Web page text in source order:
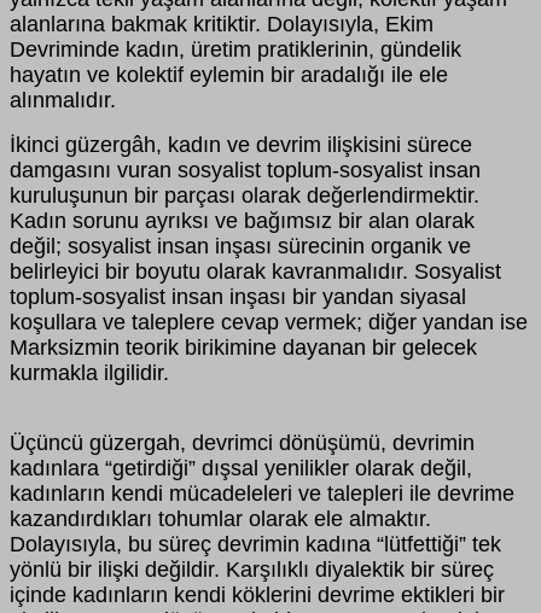
alanlarına bakmak kritiktir. Dolayısıyla, Ekim
Devriminde kadın, üretim pratiklerinin, gündelik
hayatın ve kolektif eylemin bir aradalığı ile ele
alınmalıdır.
İkinci güzergâh, kadın ve devrim ilişkisini sürece
damgasını vuran sosyalist toplum-sosyalist insan
kuruluşunun bir parçası olarak değerlendirmektir.
Kadın sorunu ayrıksı ve bağımsız bir alan olarak
değil; sosyalist insan inşası sürecinin organik ve
belirleyici bir boyutu olarak kavranmalıdır. Sosyalist
toplum-sosyalist insan inşası bir yandan siyasal
koşullara ve taleplere cevap vermek; diğer yandan ise
Marksizmin teorik birikimine dayanan bir gelecek
kurmakla ilgilidir.
Üçüncü güzergah, devrimci dönüşümü, devrimin
kadınlara “getirdiği” dışsal yenilikler olarak değil,
kadınların kendi mücadeleleri ve talepleri ile devrime
kazandırdıkları tohumlar olarak ele almaktır.
Dolayısıyla, bu süreç devrimin kadına “lütfettiği” tek
yönlü bir ilişki değildir. Karşılıklı diyalektik bir süreç
içinde kadınların kendi köklerini devrime ektikleri bir